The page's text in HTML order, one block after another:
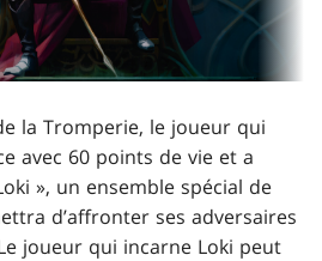
la Tromperie, le joueur qui
avec 60 points de vie et a
», un ensemble spécial de
d’affronter ses adversaires
joueur qui incarne Loki peut